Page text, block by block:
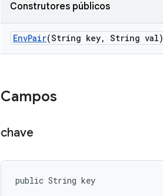
Construtores públicos
EnvPair(String key, String val)
Campos
chave
public String key